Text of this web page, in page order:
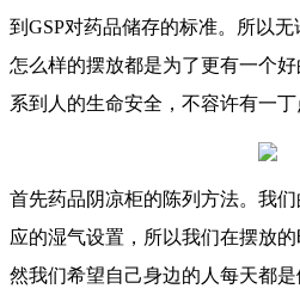
到GSP对药品储存的标准。所以
怎么样的摆放都是为了更有一个
系到人的生命安全，不容许有一丁
首先药品阴凉柜的陈列方法。我
应的湿气设置，所以我们在摆放
然我们希望自己身边的人每天都